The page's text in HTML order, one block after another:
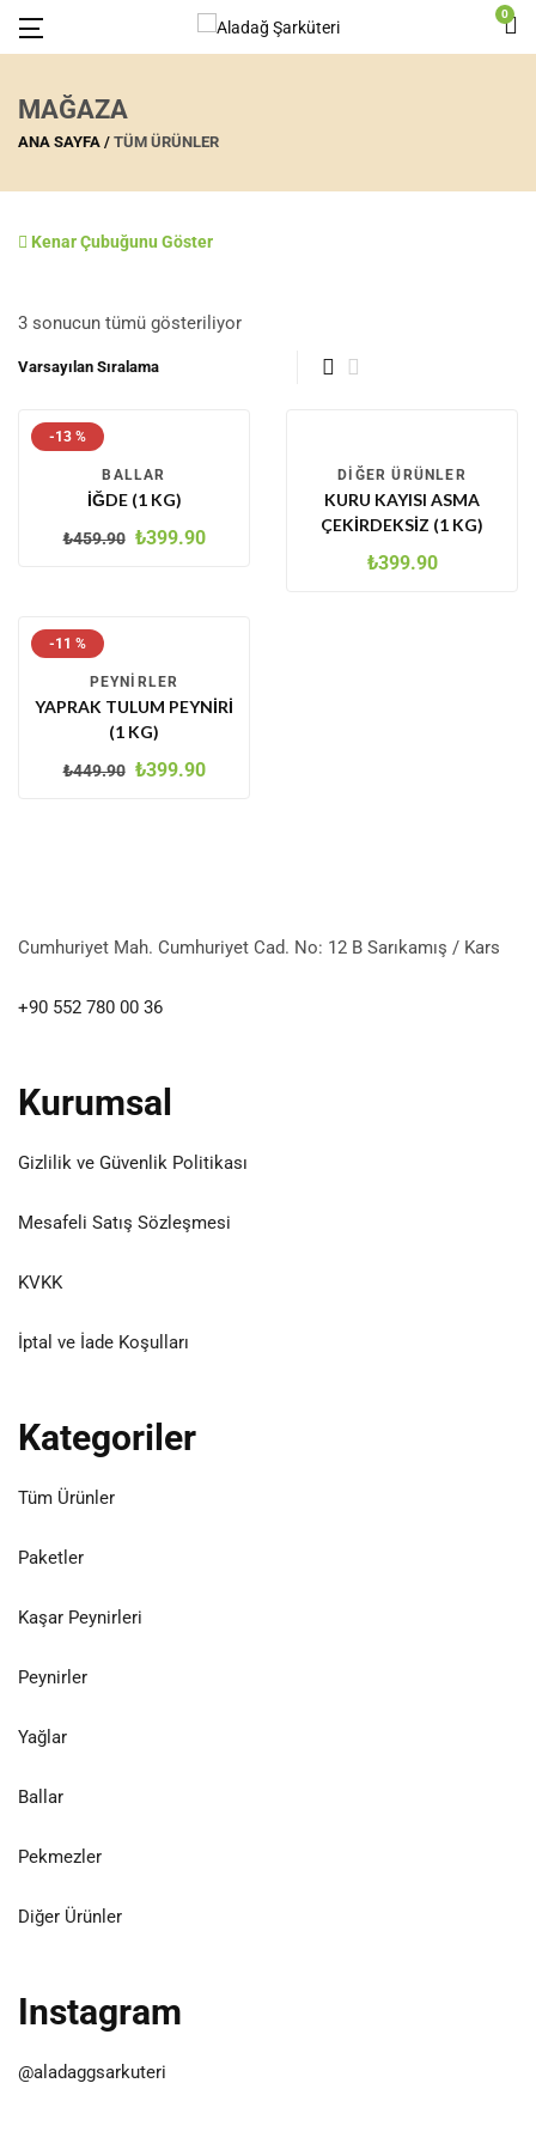
0
MAĞAZA
ANA SAYFA TÜM ÜRÜNLER
Kenar Çubuğunu Göster
3 sonucun tümü gösteriliyor
-13 %
BALLAR
İĞDE (1 KG)
₺459.90 ₺399.90
DIĞER ÜRÜNLER
KURU KAYISI ASMA
ÇEKIRDEKSIZ (1 KG)
₺399.90
-11 %
PEYNIRLER
YAPRAK TULUM PEYNIRI
(1 KG)
₺449.90 ₺399.90
Cumhuriyet Mah. Cumhuriyet Cad. No: 12 B Sarıkamış / Kars
+90 552 780 00 36
Kurumsal
Gizlilik ve Güvenlik Politikası
Mesafeli Satış Sözleşmesi
KVKK
İptal ve İade Koşulları
Kategoriler
Tüm Ürünler
Paketler
Kaşar Peynirleri
Peynirler
Yağlar
Ballar
Pekmezler
Diğer Ürünler
Instagram
@aladaggsarkuteri